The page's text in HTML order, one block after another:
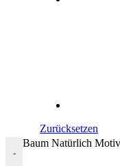
Zurücksetzen
-
Baum Natürlich